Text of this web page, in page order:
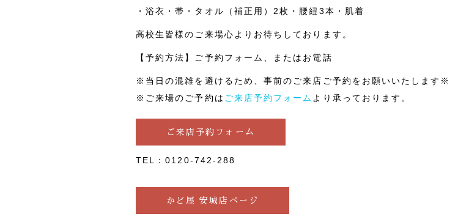
・浴衣・帯・タオル（補正用）2枚・腰紐3本・肌着
高校生皆様のご来場心よりお待ちしております。
【予約方法】ご予約フォーム、またはお電話
※当日の混雑を避けるため、事前のご来店ご予約をお願いいたします※
※ご来場のご予約は ご来店予約フォーム より承っております。
ご来店予約フォーム
TEL：0120-742-288
かど屋 安城店ページ